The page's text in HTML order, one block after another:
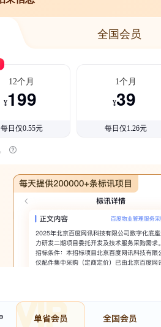
全国会员
12个月
¥199
每日仅0.55元
1个月
¥39
每日仅1.26元